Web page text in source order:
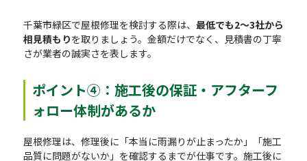
千葉市緑区で屋根修理を検討する際は、 最低でも2〜3社から
相見積もりを取りましょう。金額だけでなく、見積書の丁寧
さが業者の誠実さを表します。
ポイント④：施工後の保証・アフターフ
ォロー体制があるか
屋根修理は、修理後に「本当に雨漏りが止まったか」「施工
品質に問題がないか」を確認するまでが仕事です。施工後に